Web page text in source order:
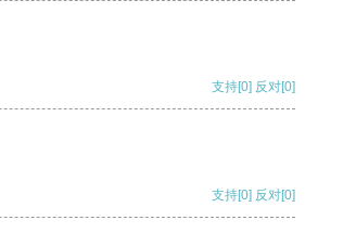
支持[0] 反对[0]
支持[0] 反对[0]